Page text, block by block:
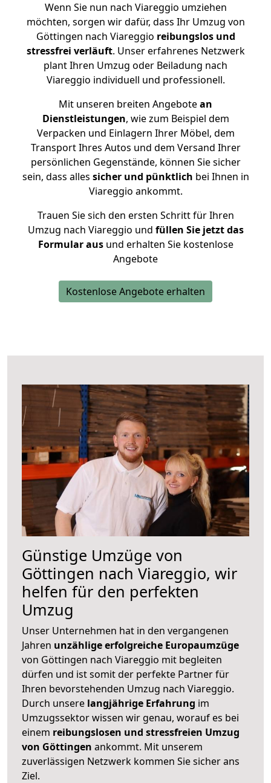
Wenn Sie nun nach Viareggio umziehen
möchten, sorgen wir dafür, dass Ihr Umzug von
Göttingen nach Viareggio reibungslos und
stressfrei verläuft. Unser erfahrenes Netzwerk
plant Ihren Umzug oder Beiladung nach
Viareggio individuell und professionell.
Mit unseren breiten Angebotean
Dienstleistungen, wie zum Beispiel dem
Verpacken und Einlagern Ihrer Möbel, dem
Transport Ihres Autos und dem Versand Ihrer
persönlichen Gegenstände, können Sie sicher
sein, dass alles sicher und pünktlich bei Ihnen in
Viareggio ankommt.
Trauen Sie sich den ersten Schritt für Ihren
Umzug nach Viareggio und füllen Sie jetzt das
Formular ausund erhalten Sie kostenlose
Angebote
Kostenlose Angebote erhalten
Günstige Umzüge von
Göttingen nach Viareggio, wir
helfen für den perfekten
Umzug
Unser Unternehmen hat in den vergangenen
Jahren unzählige erfolgreiche Europaumzüge
von Göttingen nach Viareggio mit begleiten
dürfen und ist somit der perfekte Partner für
Ihren bevorstehenden Umzug nach Viareggio.
Durch unsere langjährige Erfahrung im
Umzugssektor wissen wir genau, worauf es bei
einem reibungslosen und stressfreien Umzug
von Göttingen ankommt. Mit unserem
zuverlässigen Netzwerk kommen Sie sicher ans
Ziel.